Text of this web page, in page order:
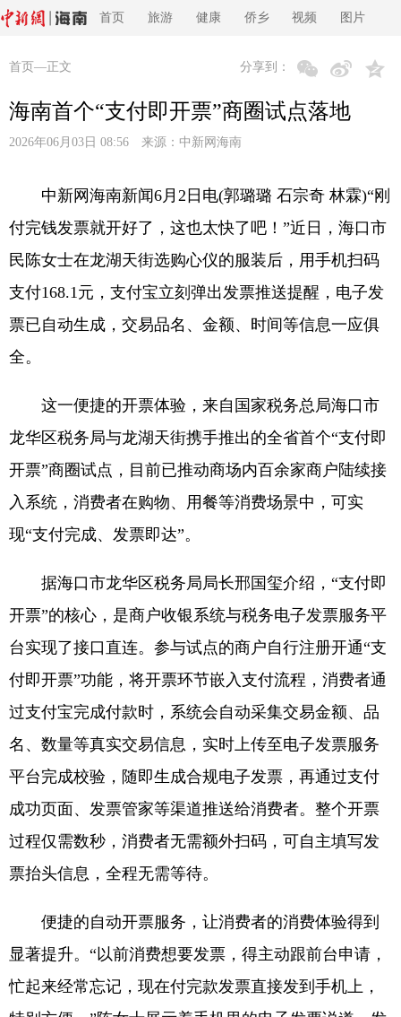
首页 旅游 健康 侨乡 视频 图片
首页 —正文 分享到：
海南首个“支付即开票”商圈试点落地
2026年06月03日 08:56 来源： 中新网海南
中新网海南新闻6月2日电(郭璐璐 石宗奇 林霖)“刚
付完钱发票就开好了，这也太快了吧！”近日，海口市
民陈女士在龙湖天街选购心仪的服装后，用手机扫码
支付168.1元，支付宝立刻弹出发票推送提醒，电子发
票已自动生成，交易品名、金额、时间等信息一应俱
全。
这一便捷的开票体验，来自国家税务总局海口市
龙华区税务局与龙湖天街携手推出的全省首个“支付即
开票”商圈试点，目前已推动商场内百余家商户陆续接
入系统，消费者在购物、用餐等消费场景中，可实
现“支付完成、发票即达”。
据海口市龙华区税务局局长邢国玺介绍，“支付即
开票”的核心，是商户收银系统与税务电子发票服务平
台实现了接口直连。参与试点的商户自行注册开通“支
付即开票”功能，将开票环节嵌入支付流程，消费者通
过支付宝完成付款时，系统会自动采集交易金额、品
名、数量等真实交易信息，实时上传至电子发票服务
平台完成校验，随即生成合规电子发票，再通过支付
成功页面、发票管家等渠道推送给消费者。整个开票
过程仅需数秒，消费者无需额外扫码，可自主填写发
票抬头信息，全程无需等待。
便捷的自动开票服务，让消费者的消费体验得到
显著提升。“以前消费想要发票，得主动跟前台申请，
忙起来经常忘记，现在付完款发票直接发到手机上，